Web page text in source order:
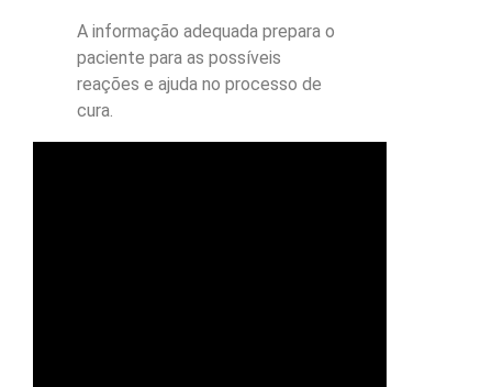
A informação adequada prepara o
paciente para as possíveis
reações e ajuda no processo de
cura.